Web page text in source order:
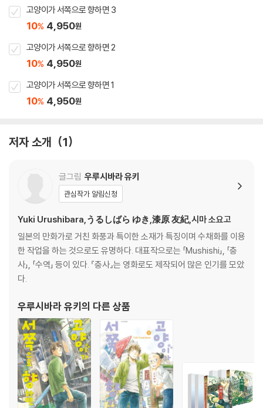
고양이가 서쪽으로 향하면 3
10% 4,950원
고양이가 서쪽으로 향하면 2
10% 4,950원
고양이가 서쪽으로 향하면 1
10% 4,950원
저자 소개 1
글그림 우루시바라 유키
관심작가 알림신청
Yuki Urushibara,うるしばら ゆき,漆原 友紀,시마 소요고
일본의 만화가로 거친 화풍과 특이한 소재가 특징이며 수채화를 이용
한 작업을 하는 것으로도 유명하다. 대표작으로는 「Mushishi」, 「충
사」, 「수역」 등이 있다. 『충사』는 영화로도 제작되어 많은 인기를 모았
다.
우루시바라 유키 의 다른 상품